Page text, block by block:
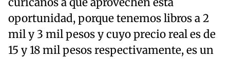
curicanos a que aprovechen esta
oportunidad, porque tenemos libros a 2
mil y 3 mil pesos y cuyo precio real es de
15 y 18 mil pesos respectivamente, es un